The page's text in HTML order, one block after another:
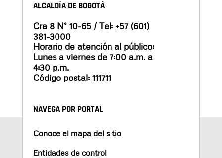
ALCALDÍA DE BOGOTÁ
Cra 8 N° 10-65 / Tel: +57 (601)
381-3000
Horario de atención al público:
Lunes a viernes de 7:00 a.m. a
4:30 p.m.
Código postal: 111711
NAVEGA POR PORTAL
Conoce el mapa del sitio
Entidades de control